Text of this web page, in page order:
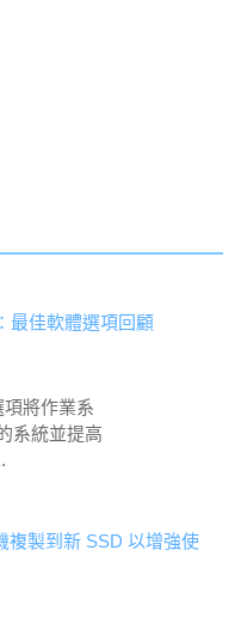
最佳軟體選項回顧
將作業系
系統並提高
複製到新 SSD 以增強使